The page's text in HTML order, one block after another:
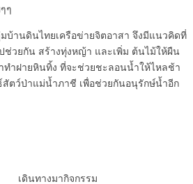
ๆ
เครือข่ายจิตอาสา จึงมีแนวคิดที่
ช่วยกัน สร้างทุ่งหญ้า และเพิ่ม ต้นไม้ให้ผืน
ำฝายหินทิ้ง ที่จะช่วยชะลอนน้ำให้ไหลช้า
ว์ป่าแม่น้ำภาชี เพื่อช่วยกันอนุรักษ์น้ำอีก
ดินทางมากิจกรรม